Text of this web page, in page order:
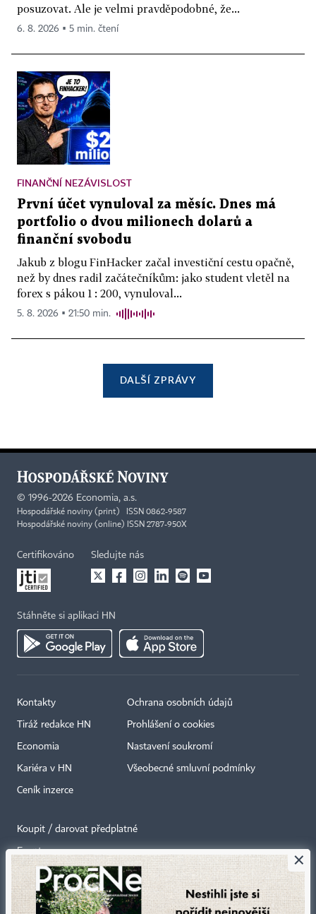
posuzovat. Ale je velmi pravděpodobné, že...
6. 8. 2026 ▪ 5 min. čtení
FINANČNÍ NEZÁVISLOST
První účet vynuloval za měsíc. Dnes má
portfolio o dvou milionech dolarů a
finanční svobodu
Jakub z blogu FinHacker začal investiční cestu opačně,
než by dnes radil začátečníkům: jako student vletěl na
forex s pákou 1 : 200, vynuloval...
5. 8. 2026 ▪ 21:50 min.
DALŠÍ ZPRÁVY
© 1996-2026 Economia, a.s.
Hospodářské noviny (print) ISSN 0862-9587
Hospodářské noviny (online) ISSN 2787-950X
Certifikováno Sledujte nás
Stáhněte si aplikaci HN
Kontakty
Tiráž redakce HN
Economia
Kariéra v HN
Ceník inzerce
Ochrana osobních údajů
Prohlášení o cookies
Nastavení soukromí
Všeobecné smluvní podmínky
Koupit / darovat předplatné
Eventy
Newslettery
RSS kanály
×